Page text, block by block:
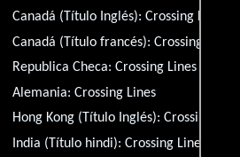
Canadá (Título Inglés):Crossing Lines
Canadá (Título francés):Crossing Lines
Republica Checa:Crossing Lines
Alemania:Crossing Lines
Hong Kong (Título Inglés):Crossing Lines
India (Título hindi):Crossing Lines